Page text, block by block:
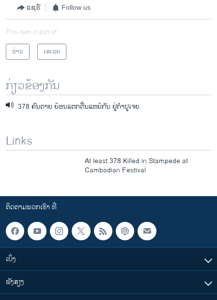
ແຊຣ໌ Follow us
This item is part of
ຂ່າວ
ເອເຊຍ
ກ່ຽວຂ້ອງກັນ
378 ຄົນຕາຍ ຍ້ອນແຕກຕື່ນແຫຍ້ກັນ ຢູ່ກໍາປູເຈຍ
Links
At least 378 Killed in Stampede at
Cambodian Festival
ຕິດຕາມພວກເຮົາ ທີ່
ເບິ່ງ
ຟັງສຽງ